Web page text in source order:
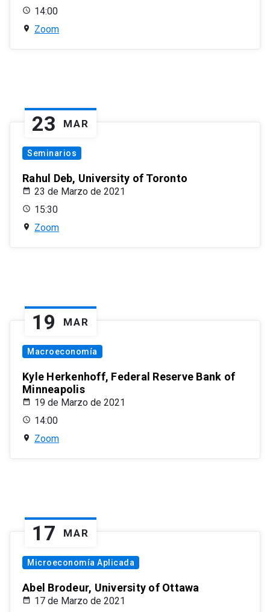
14:00
Zoom
23 MAR
Seminarios
Rahul Deb, University of Toronto
23 de Marzo de 2021
15:30
Zoom
19 MAR
Macroeconomía
Kyle Herkenhoff, Federal Reserve Bank of
Minneapolis
19 de Marzo de 2021
14:00
Zoom
17 MAR
Microeconomía Aplicada
Abel Brodeur, University of Ottawa
17 de Marzo de 2021